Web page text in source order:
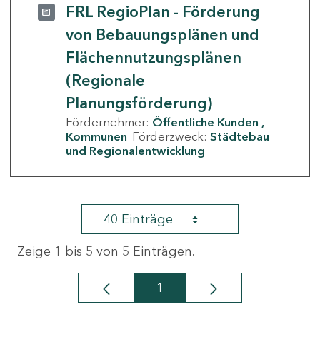
FRL RegioPlan - Förderung
von Bebauungsplänen und
Flächennutzungsplänen
(Regionale
Planungsförderung)
Fördernehmer: Öffentliche Kunden
Kommunen Förderzweck: Städtebau
und Regionalentwicklung
40 Einträge
Zeige 1 bis 5 von 5 Einträgen.
Seite
1